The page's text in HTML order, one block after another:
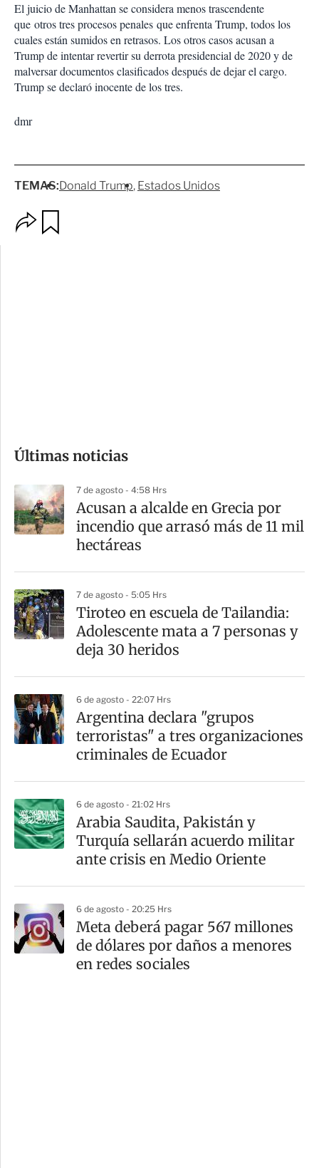
El juicio de Manhattan se considera menos trascendente
que otros tres procesos penales que enfrenta Trump, todos los
cuales están sumidos en retrasos. Los otros casos acusan a
Trump de intentar revertir su derrota presidencial de 2020 y de
malversar documentos clasificados después de dejar el cargo.
Trump se declaró inocente de los tres.
dmr
TEMAS:Donald Trump Estados Unidos
m
a
r
t
Últimas noticias
7 de agosto - 4:58 Hrs
Acusan a alcalde en Grecia por
incendio que arrasó más de 11 mil
hectáreas
7 de agosto - 5:05 Hrs
Tiroteo en escuela de Tailandia:
Adolescente mata a 7 personas y
deja 30 heridos
6 de agosto - 22:07 Hrs
Argentina declara "grupos
terroristas" a tres organizaciones
criminales de Ecuador
6 de agosto - 21:02 Hrs
Arabia Saudita, Pakistán y
Turquía sellarán acuerdo militar
ante crisis en Medio Oriente
6 de agosto - 20:25 Hrs
Meta deberá pagar 567 millones
de dólares por daños a menores
en redes sociales